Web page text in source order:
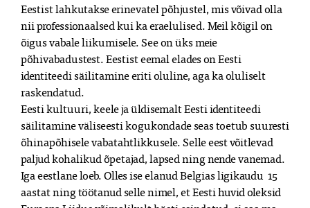
Eestist lahkutakse erinevatel põhjustel, mis võivad olla
nii professionaalsed kui ka eraelulised. Meil kõigil on
õigus vabale liikumisele. See on üks meie
põhivabadustest. Eestist eemal elades on Eesti
identiteedi säilitamine eriti oluline, aga ka oluliselt
raskendatud.
Eesti kultuuri, keele ja üldisemalt Eesti identiteedi
säilitamine väliseesti kogukondade seas toetub suuresti
õhinapõhisele vabatahtlikkusele. Selle eest võitlevad
paljud kohalikud õpetajad, lapsed ning nende vanemad.
Iga eestlane loeb. Olles ise elanud Belgias ligikaudu 15
aastat ning töötanud selle nimel, et Eesti huvid oleksid